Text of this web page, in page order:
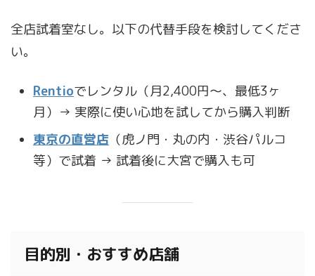
全店試着室なし。以下の代替手段を検討してくださ
い。
Rentioでレンタル（月2,400円〜、最低3ヶ
月）→ 実際に使い心地を試してから購入判断
東京の直営店 （虎ノ門・丸の内・渋谷パルコ
等）で試着 → 試着後に大宮で購入も可
目的別・おすすめ店舗